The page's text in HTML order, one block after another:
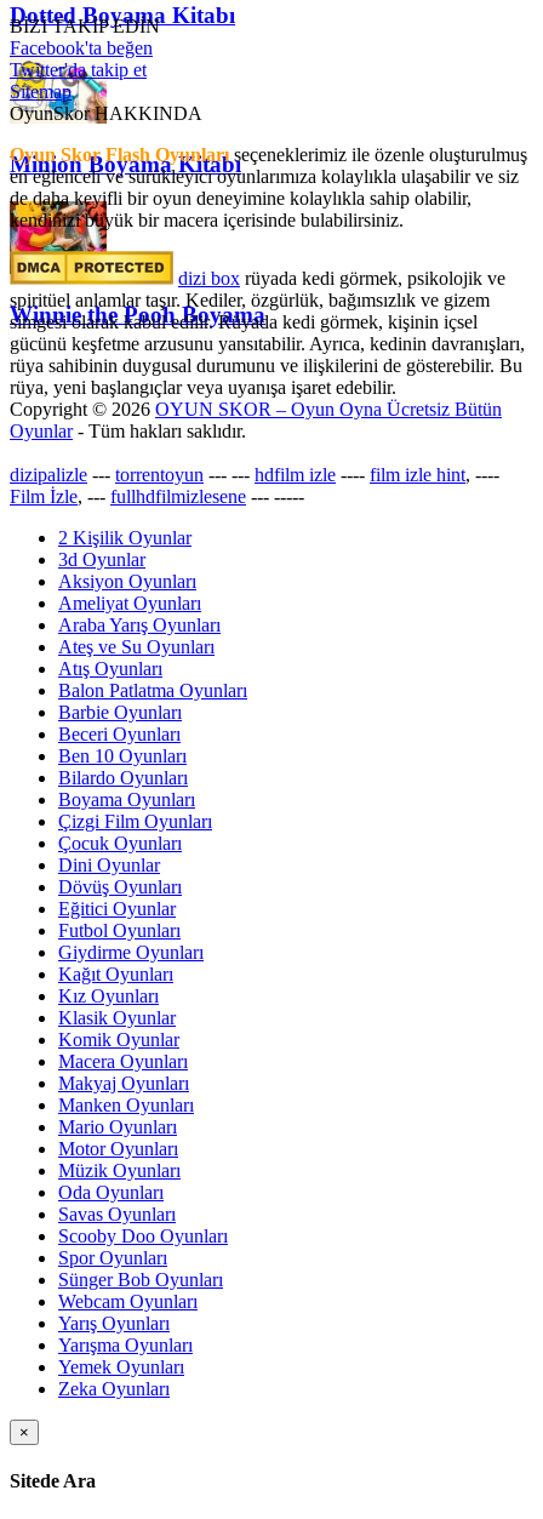
Dotted Boyama Kitabı
Minion Boyama Kitabı
Winnie the Pooh Boyama
BİZİ TAKİP EDİN
Facebook'ta beğen
Twitter'da takip et
Sitemap
OyunSkor HAKKINDA
Oyun Skor Flash Oyunları seçeneklerimiz ile özenle oluşturulmuş
en eğlenceli ve sürükleyici oyunlarımıza kolaylıkla ulaşabilir ve siz
de daha keyifli bir oyun deneyimine kolaylıkla sahip olabilir,
kendinizi büyük bir macera içerisinde bulabilirsiniz.
dizi box rüyada kedi görmek​, psikolojik ve
spiritüel anlamlar taşır. Kediler, özgürlük, bağımsızlık ve gizem
simgesi olarak kabul edilir. Rüyada kedi görmek, kişinin içsel
gücünü keşfetme arzusunu yansıtabilir. Ayrıca, kedinin davranışları,
rüya sahibinin duygusal durumunu ve ilişkilerini de gösterebilir. Bu
rüya, yeni başlangıçlar veya uyanışa işaret edebilir.
Copyright © 2026 OYUN SKOR – Oyun Oyna Ücretsiz Bütün
Oyunlar- Tüm hakları saklıdır.
dizipalizle --- torrentoyun --- --- hdfilm izle ---- film izle hint, ----
Film İzle, --- fullhdfilmizlesene --- -----
2 Kişilik Oyunlar
3d Oyunlar
Aksiyon Oyunları
Ameliyat Oyunları
Araba Yarış Oyunları
Ateş ve Su Oyunları
Atış Oyunları
Balon Patlatma Oyunları
Barbie Oyunları
Beceri Oyunları
Ben 10 Oyunları
Bilardo Oyunları
Boyama Oyunları
Çizgi Film Oyunları
Çocuk Oyunları
Dini Oyunlar
Dövüş Oyunları
Eğitici Oyunlar
Futbol Oyunları
Giydirme Oyunları
Kağıt Oyunları
Kız Oyunları
Klasik Oyunlar
Komik Oyunlar
Macera Oyunları
Makyaj Oyunları
Manken Oyunları
Mario Oyunları
Motor Oyunları
Müzik Oyunları
Oda Oyunları
Savas Oyunları
Scooby Doo Oyunları
Spor Oyunları
Sünger Bob Oyunları
Webcam Oyunları
Yarış Oyunları
Yarışma Oyunları
Yemek Oyunları
Zeka Oyunları
×
Sitede Ara